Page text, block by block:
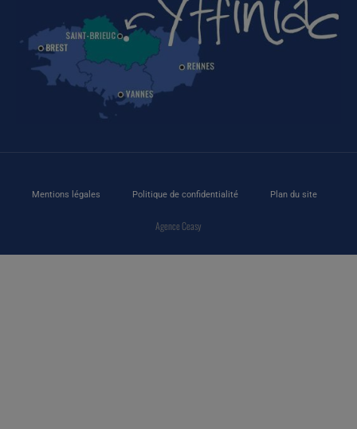
Mentions légales Politique de confidentialité Plan du site
Agence Ceasy